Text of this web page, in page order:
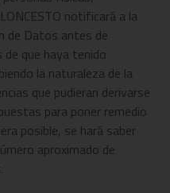
notificará a la
de Datos antes de
que haya tenido
la naturaleza de la
que pudieran derivarse
para poner remedio
posible, se hará saber
aproximado de